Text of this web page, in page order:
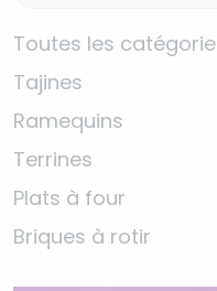
Toutes les
Tajines
Ramequins
Terrines
Plats à four
Briques à rotir